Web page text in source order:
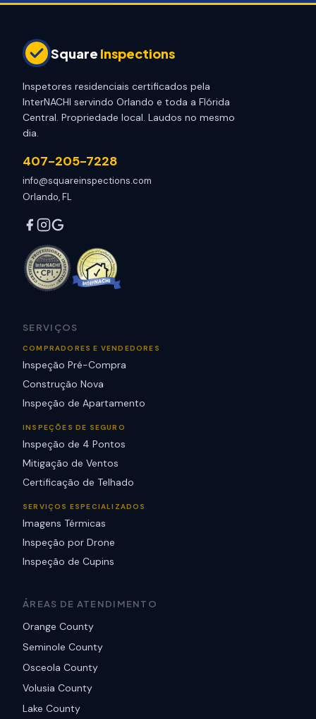
Square Inspections
Inspetores residenciais certificados pela
InterNACHI servindo Orlando e toda a Flórida
Central. Propriedade local. Laudos no mesmo
dia.
407-205-7228
info@squareinspections.com
Orlando, FL
SERVIÇOS
COMPRADORES E VENDEDORES
Inspeção Pré-Compra
Construção Nova
Inspeção de Apartamento
INSPEÇÕES DE SEGURO
Inspeção de 4 Pontos
Mitigação de Ventos
Certificação de Telhado
SERVIÇOS ESPECIALIZADOS
Imagens Térmicas
Inspeção por Drone
Inspeção de Cupins
ÁREAS DE ATENDIMENTO
Orange County
Seminole County
Osceola County
Volusia County
Lake County